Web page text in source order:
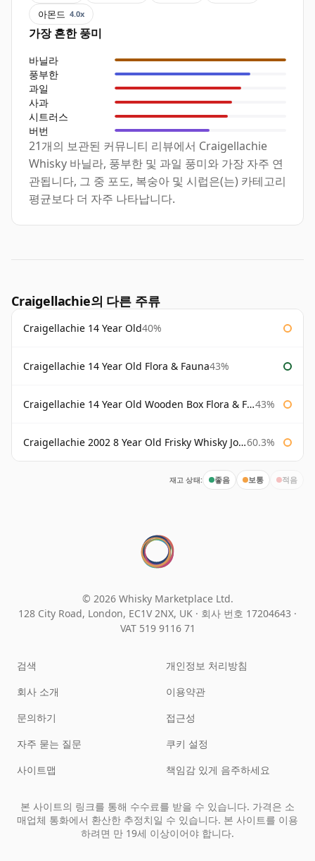
아몬드 4.0x
가장 흔한 풍미
바닐라
풍부한
과일
사과
시트러스
버번
21개의 보관된 커뮤니티 리뷰에서 Craigellachie
Whisky 바닐라, 풍부한 및 과일 풍미와 가장 자주 연
관됩니다, 그 중 포도, 복숭아 및 시럽은(는) 카테고리
평균보다 더 자주 나타납니다.
Craigellachie의 다른 주류
Craigellachie 14 Year Old40%
Craigellachie 14 Year Old Flora & Fauna43%
Craigellachie 14 Year Old Wooden Box Flora & Fauna 43%
Craigellachie 2002 8 Year Old Frisky Whisky John Milroy 60.3%
재고 상태: 좋음 보통 적음
© 2026 Whisky Marketplace Ltd.
128 City Road, London, EC1V 2NX, UK · 회사 번호 17204643 ·
VAT 519 9116 71
검색
회사 소개
문의하기
자주 묻는 질문
사이트맵
개인정보 처리방침
이용약관
접근성
쿠키 설정
책임감 있게 음주하세요
본 사이트의 링크를 통해 수수료를 받을 수 있습니다. 가격은 소
매업체 통화에서 환산한 추정치일 수 있습니다. 본 사이트를 이용
하려면 만 19세 이상이어야 합니다.